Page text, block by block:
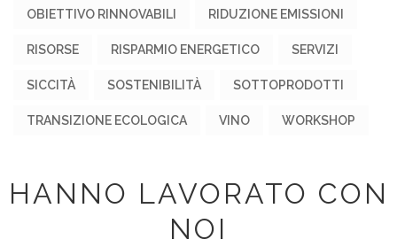
OBIETTIVO RINNOVABILI RIDUZIONE EMISSIONI
RISORSE RISPARMIO ENERGETICO SERVIZI
SICCITÀ SOSTENIBILITÀ SOTTOPRODOTTI
TRANSIZIONE ECOLOGICA VINO WORKSHOP
HANNO LAVORATO CON
NOI